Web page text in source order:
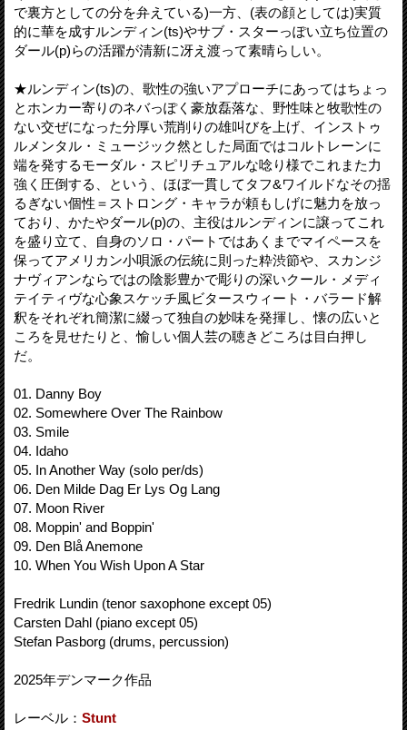
で裏方としての分を弁えている)一方、(表の顔としては)実質
的に華を成すルンディン(ts)やサブ・スターっぽい立ち位置の
ダール(p)らの活躍が清新に冴え渡って素晴らしい。
★ルンディン(ts)の、歌性の強いアプローチにあってはちょっ
とホンカー寄りのネバっぽく豪放磊落な、野性味と牧歌性の
ない交ぜになった分厚い荒削りの雄叫びを上げ、インストゥ
ルメンタル・ミュージック然とした局面ではコルトレーンに
端を発するモーダル・スピリチュアルな唸り様でこれまた力
強く圧倒する、という、ほぼ一貫してタフ&ワイルドなその揺
るぎない個性＝ストロング・キャラが頼もしげに魅力を放っ
ており、かたやダール(p)の、主役はルンディンに譲ってこれ
を盛り立て、自身のソロ・パートではあくまでマイペースを
保ってアメリカン小唄派の伝統に則った粋渋節や、スカンジ
ナヴィアンならではの陰影豊かで彫りの深いクール・メディ
テイティヴな心象スケッチ風ビタースウィート・バラード解
釈をそれぞれ簡潔に綴って独自の妙味を発揮し、懐の広いと
ころを見せたりと、愉しい個人芸の聴きどころは目白押し
だ。
01. Danny Boy
02. Somewhere Over The Rainbow
03. Smile
04. Idaho
05. In Another Way (solo per/ds)
06. Den Milde Dag Er Lys Og Lang
07. Moon River
08. Moppin' and Boppin'
09. Den Blå Anemone
10. When You Wish Upon A Star
Fredrik Lundin (tenor saxophone except 05)
Carsten Dahl (piano except 05)
Stefan Pasborg (drums, percussion)
2025年デンマーク作品
レーベル： Stunt